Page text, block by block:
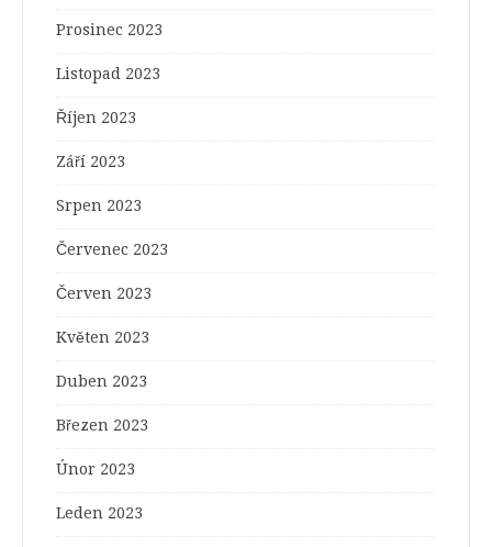
Prosinec 2023
Listopad 2023
Říjen 2023
Září 2023
Srpen 2023
Červenec 2023
Červen 2023
Květen 2023
Duben 2023
Březen 2023
Únor 2023
Leden 2023